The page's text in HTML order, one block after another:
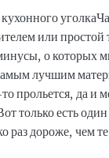
или простой
о которых
лучшим
прольется, да и
только есть
раз дороже, чем